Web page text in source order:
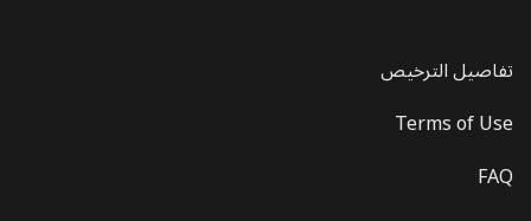
تفاصيل الترخيص
Terms of Use
FAQ